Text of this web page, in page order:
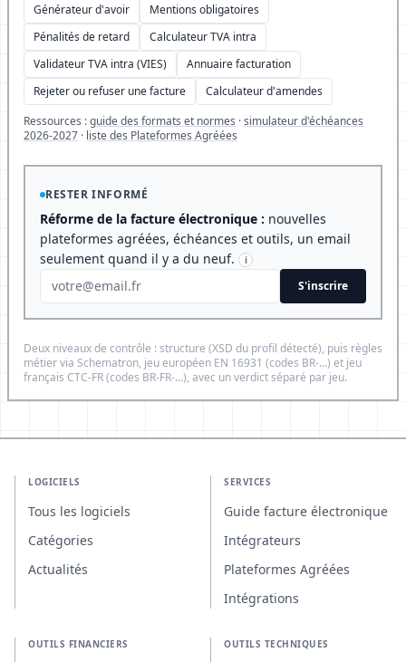
Générateur d'avoir
Mentions obligatoires
Pénalités de retard
Calculateur TVA intra
Validateur TVA intra (VIES)
Annuaire facturation
Rejeter ou refuser une facture
Calculateur d'amendes
Ressources :guide des formats et normes ·simulateur d'échéances
2026-2027 · liste des Plateformes Agréées
RESTER INFORMÉ
Réforme de la facture électronique : nouvelles
plateformes agréées, échéances et outils, un email
seulement quand il y a du neuf.
i
S'inscrire
Deux niveaux de contrôle : structure (XSD du profil détecté), puis règles
métier via Schematron, jeu européen EN 16931 (codes BR-...) et jeu
français CTC-FR (codes BR-FR-...), avec un verdict séparé par jeu.
LOGICIELS
Tous les logiciels
Catégories
Actualités
SERVICES
Guide facture électronique
Intégrateurs
Plateformes Agréées
Intégrations
OUTILS FINANCIERS OUTILS TECHNIQUES